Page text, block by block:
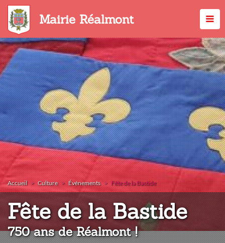
Aller
contenu
principal
Mairie Réalmont
Accueil Culture Événements Fête de la Bastide
Fête de la Bastide:
750 ans de Réalmont !